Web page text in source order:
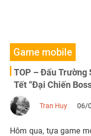
Game mobile
TOP – Đấu Trường
Tết “Đại Chiến
Tran Huy 06/
Hôm qua, tựa game